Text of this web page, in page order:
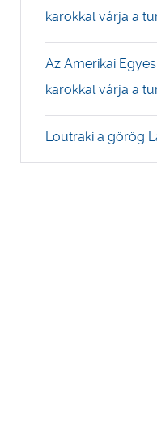
karokkal várja a
Az Amerikai
karokkal várja a
Loutraki a görög